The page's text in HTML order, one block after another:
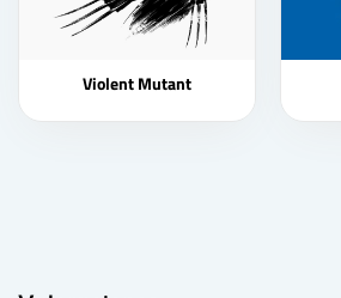
Violent Mutant